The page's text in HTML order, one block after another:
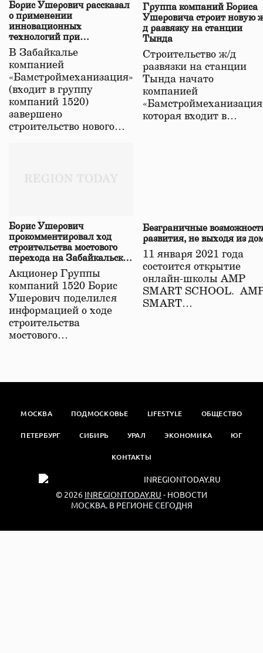
Борис Ушерович рассказал
о применении
инновационных
технологий при
строительстве нового моста
в Забайкалье
В Забайкалье
компанией
«Бамстроймеханизация»
(входит в группу
компаний 1520)
завершено
строительство нового…
Группа компаний Бориса
Ушеровича строит новую
д развязку на станции
Тында
Строительство ж/д
развязки на станции
Тында начато
компанией
которая входит в…
Борис Ушерович
прокомментировал ход
строительства мостового
перехода на Забайкальской
железной дороге
Акционер Группы
компаний 1520 Борис
Ушерович поделился
информацией о ходе
строительства
мостового…
Безграничные
развития, не выходя из
11 января 2021 года
состоится открытие
онлайн-школы АМР
SMART SCHOOL.
SMART…
МОСКВА ПОДМОСКОВЬЕ LIFESTYLE ОБЩЕСТВО
ПЕТЕРБУРГ СИБИРЬ УРАЛ ЭКОНОМИКА ЮГ
КОНТАКТЫ
© 2026 INREGIONTODAY.RU - НОВОСТИ
МОСКВА. В РЕГИОНЕ СЕГОДНЯ